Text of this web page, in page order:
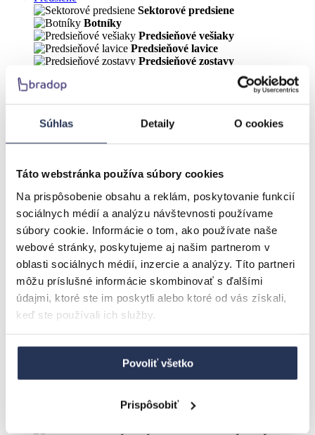
Súhlas Detaily O cookies
Táto webstránka používa súbory cookies
Na prispôsobenie obsahu a reklám, poskytovanie funkcií
sociálnych médií a analýzu návštevnosti používame
súbory cookie. Informácie o tom, ako používate naše
webové stránky, poskytujeme aj našim partnerom v
oblasti sociálnych médií, inzercie a analýzy. Títo partneri
môžu príslušné informácie skombinovať s ďalšími
údajmi, ktoré ste im poskytli alebo ktoré od vás získali,
keď ste používali ich služby.
Povoliť všetko
Prispôsobiť
Sektorové predsiene
Botníky
Predsieňové vešiaky
Predsieňové lavice
Predsieňové zostavy
Konferenčné stolíky
Obývacie zostavy
Jedálenské stoličky
Jedálenské stoly
Jedálenské zostavy
Kuchynské lavice
Kuchyňa
Detská izba
Detská izba CASPER
Detské postele
Detské stoličky a kreslá
Písacie stoly
Nová kategorie